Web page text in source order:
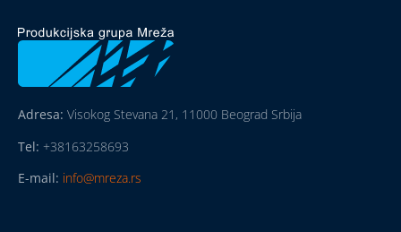
Adresa: Visokog Stevana 21, 11000 Beograd Srbija
Tel: +38163258693
E-mail: info@mreza.rs